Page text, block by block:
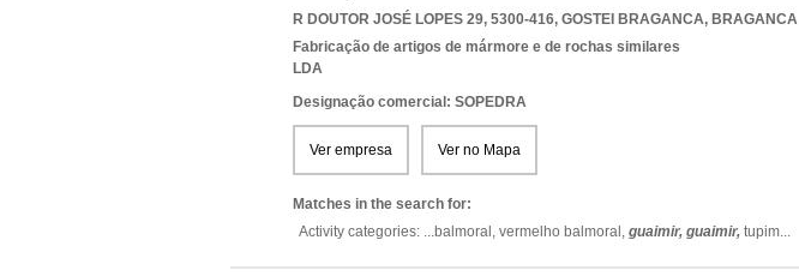
R DOUTOR JOSÉ LOPES 29, 5300-416, GOSTEI BRAGANCA, BRAGANCA
Fabricação de artigos de mármore e de rochas similares
LDA
Designação comercial: SOPEDRA
Ver empresa Ver no Mapa
Matches in the search for:
Activity categories: ...balmoral, vermelho balmoral, guaimir, guaimir, tupim...